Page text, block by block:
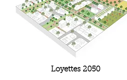
Loyettes 2050